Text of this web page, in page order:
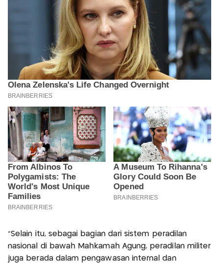
“Selain itu, sebagai bagian dari sistem peradilan
nasional di bawah Mahkamah Agung, peradilan militer
juga berada dalam pengawasan internal dan